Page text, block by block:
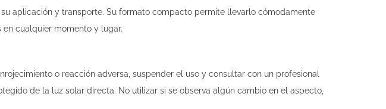
aplicación y transporte. Su formato compacto permite llevarlo cómodamente
cualquier momento y lugar.
o reacción adversa, suspender el uso y consultar con un profesional
de la luz solar directa. No utilizar si se observa algún cambio en el aspecto,